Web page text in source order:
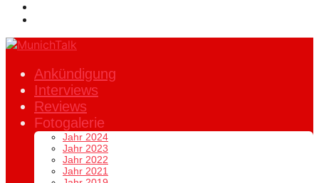
Ankündigung
Interviews
Reviews
Fotogalerie
Jahr 2024
Jahr 2023
Jahr 2022
Jahr 2021